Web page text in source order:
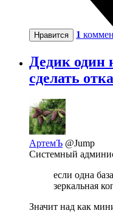
Нравится 1
Дедик один
сделать
АртемЪ @Jump
Системный
если одна
зеркальная
Значит над как